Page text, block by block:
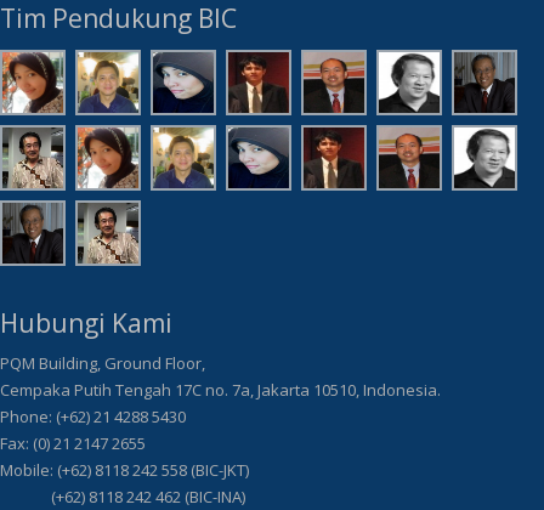
Tim Pendukung BIC
Hubungi Kami
PQM Building, Ground Floor,
Cempaka Putih Tengah 17C no. 7a, Jakarta 10510, Indonesia.
Phone: (+62) 21 4288 5430
Fax: (0) 21 2147 2655
Mobile: (+62) 8118 242 558 (BIC-JKT)
(+62) 8118 242 462 (BIC-INA)